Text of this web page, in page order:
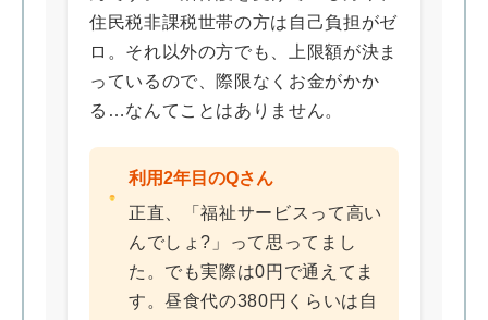
住民税非課税世帯の方は自己負担がゼ
ロ。それ以外の方でも、上限額が決ま
っているので、際限なくお金がかか
る…なんてことはありません。
利用2年目のQさん
正直、「福祉サービスって高い
んでしょ?」って思ってまし
た。でも実際は0円で通えてま
す。昼食代の380円くらいは自